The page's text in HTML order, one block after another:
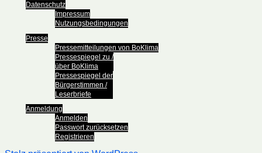
Datenschutz
Impressum
Nutzungsbedingungen
Presse
Pressemitteilungen von BoKlima
Pressespiegel zu /
über BoKlima
Pressespiegel der
Bürgerstimmen /
Leserbriefe
Anmeldung
Anmelden
Passwort zurücksetzen
Registrieren